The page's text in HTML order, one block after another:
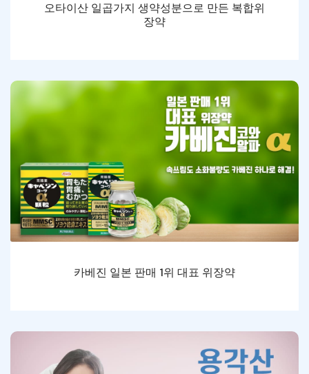
오타이산 일곱가지 생약성분으로 만든 복합위
장약
카베진 일본 판매 1위 대표 위장약